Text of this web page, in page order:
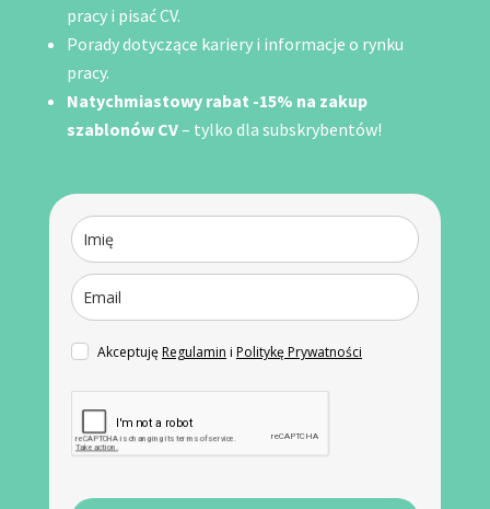
pracy i pisać CV.
Porady dotyczące kariery i informacje o rynku
pracy.
Natychmiastowy rabat -15% na zakup
szablonów CV– tylko dla subskrybentów!
AkceptujęRegulamin i Politykę Prywatności